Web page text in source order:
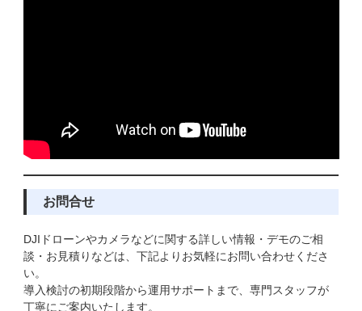
お問合せ
DJIドローンやカメラなどに関する詳しい情報・デモのご相
談・お見積りなどは、下記よりお気軽にお問い合わせくださ
い。
導入検討の初期段階から運用サポートまで、専門スタッフが
丁寧にご案内いたします。